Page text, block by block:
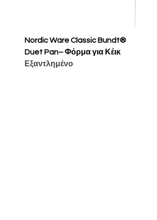
Nordic Ware Classic Bundt®
Duet Pan– Φόρμα για Κέικ
Εξαντλημένο